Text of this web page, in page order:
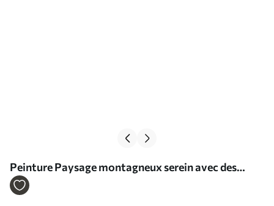
Peinture Paysage montagneux serein avec des
arbres Art. m00244v1